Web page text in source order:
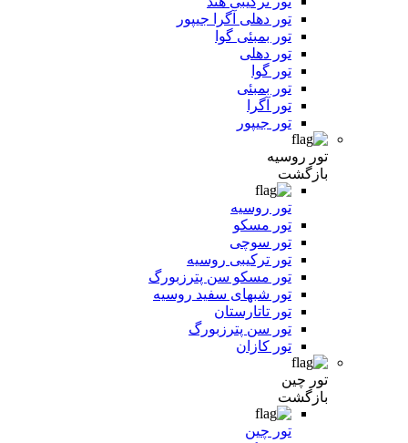
تور دهلی آگرا جیپور
تور بمبئی گوا
تور دهلی
تور گوا
تور بمبئی
تور آگرا
تور جیپور
تور روسیه
بازگشت
تور روسیه
تور مسکو
تور سوچی
تور ترکیبی روسیه
تور مسکو سن پترزبورگ
تور شبهای سفید روسیه
تور تاتارستان
تور سن پترزبورگ
تور کازان
تور چین
بازگشت
تور چین